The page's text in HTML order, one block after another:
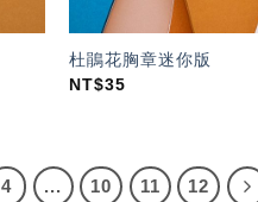
杜鵑花胸章迷你版
NT$35
4 ... 10 11 12